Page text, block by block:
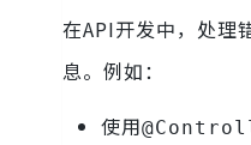
在API开发中，处理
息。例如：
使用